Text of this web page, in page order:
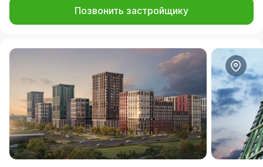
Позвонить застройщику